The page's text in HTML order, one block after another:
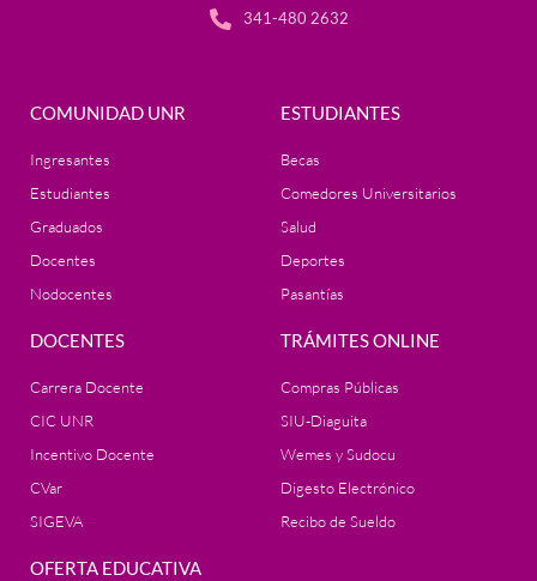
341-480 2632
COMUNIDAD UNR
Ingresantes
Estudiantes
Graduados
Docentes
Nodocentes
ESTUDIANTES
Becas
Comedores Universitarios
Salud
Deportes
Pasantías
DOCENTES
Carrera Docente
CIC UNR
Incentivo Docente
CVar
SIGEVA
TRÁMITES ONLINE
Compras Públicas
SIU-Diaguita
Wemes y Sudocu
Digesto Electrónico
Recibo de Sueldo
OFERTA EDUCATIVA